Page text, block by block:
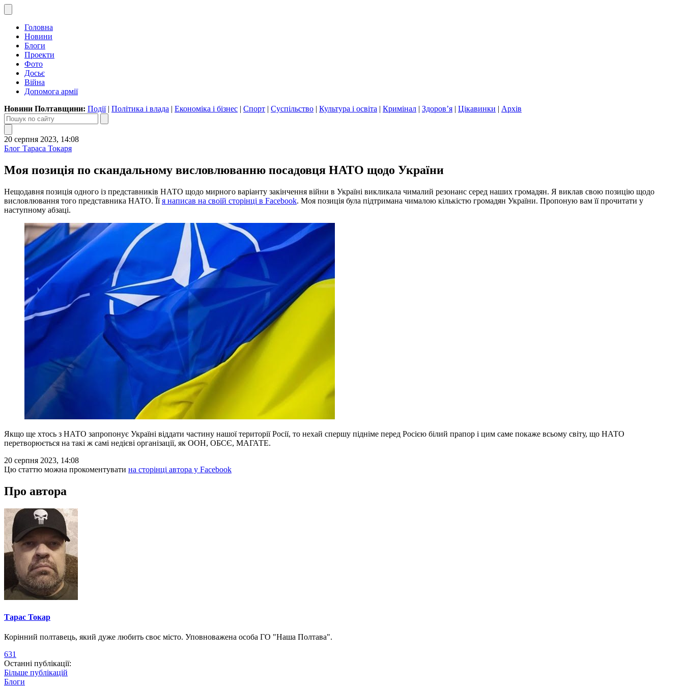
Головна
Новини
Блоги
Проекти
Фото
Досьє
Війна
Допомога армії
Новини Полтавщини: Події| Політика і влада | Економіка і бізнес | Спорт | Суспільство | Культура і освіта | Кримінал | Здоров’я | Цікавинки | Архів
20 серпня 2023, 14:08
Блог Тараса Токаря
Моя позиція по скандальному висловлюванню посадовця НАТО щодо України
Нещодавня позиція одного із представників НАТО щодо мирного варіанту закінчення війни в Україні викликала чималий резонанс серед наших громадян. Я виклав свою позицію щодо
висловлювання того представника НАТО. Їїя написав на своїй сторінці в Facebook. Моя позиція була підтримана чималою кількістю громадян України. Пропоную вам її прочитати у
наступному абзаці.
Якщо ще хтось з НАТО запропонує Україні віддати частину нашої території Росії, то нехай спершу підніме перед Росією білий прапор і цим саме покаже всьому світу, що НАТО
перетворюється на такі ж самі недієві організації, як ООН, ОБСЄ, МАГАТЕ.
20 серпня 2023, 14:08
Цю статтю можна прокоментувати на сторінці автора у Facebook
Про автора
Тарас Токар
Корінний полтавець, який дуже любить своє місто. Уповноважена особа ГО "Наша Полтава".
631
Останні публікації:
Більше публікацій
Блоги